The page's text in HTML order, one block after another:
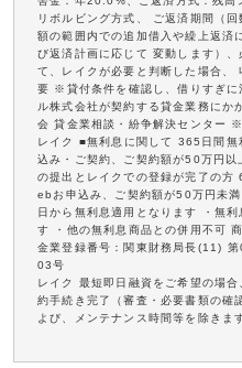
リボルビング方式、 ご返済期間（
額の範囲内での追加借入や繰上返済
び返済計画に応じて 変動します）
て、レイクが必要と判断した場合、
要 ※貸付条件を確認し、借りすぎ
ル株式会社が契約する貸金業務に
会 貸金業相談・紛争解決センター
レイク ■無利息に関して 365日間
込み・ご契約、ご契約額が50万円
の提出とレイクでの登録が完了の
ebお申込み、ご契約額が50万円未
日から無利息適用となります ・無
す ・他の無利息商品との併用不可
金業登録番号：関東財務局長(11)
03号
レイク 最短即日融資をご希望の場
約手続き完了（審査・必要書類の確
よび、メンテナンス時間等を除きま